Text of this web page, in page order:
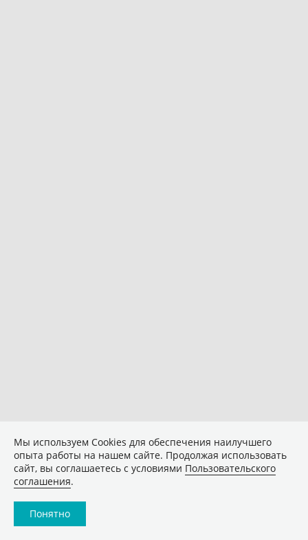
Мы используем Сookies для обеспечения наилучшего
опыта работы на нашем сайте. Продолжая использовать
сайт, вы соглашаетесь с условиями Пользовательского
соглашения.
Понятно